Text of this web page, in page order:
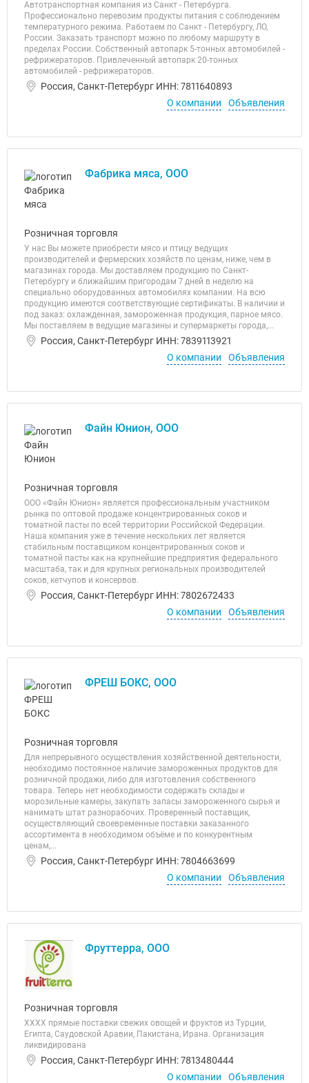
Автотранспортная компания из Санкт - Петербурга.
Профессионально перевозим продукты питания с соблюдением
температурного режима. Работаем по Санкт - Петербургу, ЛО,
России. Заказать транспорт можно по любому маршруту в
пределах России. Собственный автопарк 5-тонных автомобилей -
рефрижераторов. Привлеченный автопарк 20-тонных
автомобилей - рефрижераторов.
Россия, Санкт-Петербург ИНН: 7811640893
О компании
Объявления
Фабрика мяса, ООО
Розничная торговля
У нас Вы можете приобрести мясо и птицу ведущих
производителей и фермерских хозяйств по ценам, ниже, чем в
магазинах города. Мы доставляем продукцию по Санкт-
Петербургу и ближайшим пригородам 7 дней в неделю на
специально оборудованных автомобилях компании. На всю
продукцию имеются соответствующие сертификаты. В наличии и
под заказ: охлажденная, замороженная продукция, парное мясо.
Мы поставляем в ведущие магазины и супермаркеты города,...
Россия, Санкт-Петербург ИНН: 7839113921
О компании
Объявления
Файн Юнион, ООО
Розничная торговля
ООО «Файн Юнион» является профессиональным участником
рынка по оптовой продаже концентрированных соков и
томатной пасты по всей территории Российской Федерации.
Наша компания уже в течение нескольких лет является
стабильным поставщиком концентрированных соков и
томатной пасты как на крупнейшие предприятия федерального
масштаба, так и для крупных региональных производителей
соков, кетчупов и консервов.
Россия, Санкт-Петербург ИНН: 7802672433
О компании
Объявления
ФРЕШ БОКС, ООО
Розничная торговля
Для непрерывного осуществления хозяйственной деятельности,
необходимо постоянное наличие замороженных продуктов для
розничной продажи, либо для изготовления собственного
товара. Теперь нет необходимости содержать склады и
морозильные камеры, закупать запасы замороженного сырья и
нанимать штат разнорабочих. Проверенный поставщик,
осуществляющий своевременные поставки заказанного
ассортимента в необходимом объёме и по конкурентным
ценам,...
Россия, Санкт-Петербург ИНН: 7804663699
О компании
Объявления
Фруттерра, ООО
Розничная торговля
ХХХХ прямые поставки свежих овощей и фруктов из Турции,
Египта, Саудовской Аравии, Пакистана, Ирана. Организация
ликвидирована
Россия, Санкт-Петербург ИНН: 7813480444
О компании
Объявления